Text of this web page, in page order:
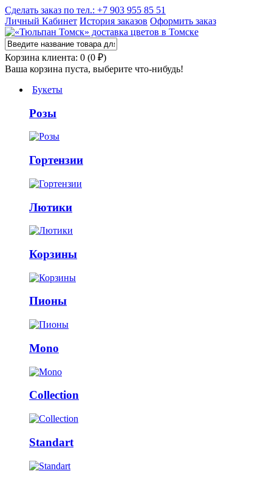
Сделать заказ по тел.: +7 903 955 85 51
Личный Кабинет История заказов Оформить заказ
Корзина клиента: 0 (0 ₽)
Ваша корзина пуста, выберите что-нибудь!
Букеты
Розы
Гортензии
Лютики
Корзины
Пионы
Mono
Collection
Standart